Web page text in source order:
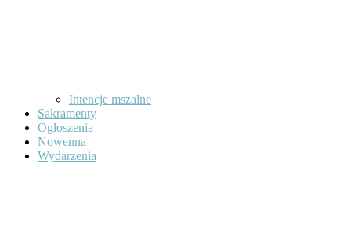
Intencje mszalne
Sakramenty
Ogłoszenia
Nowenna
Wydarzenia